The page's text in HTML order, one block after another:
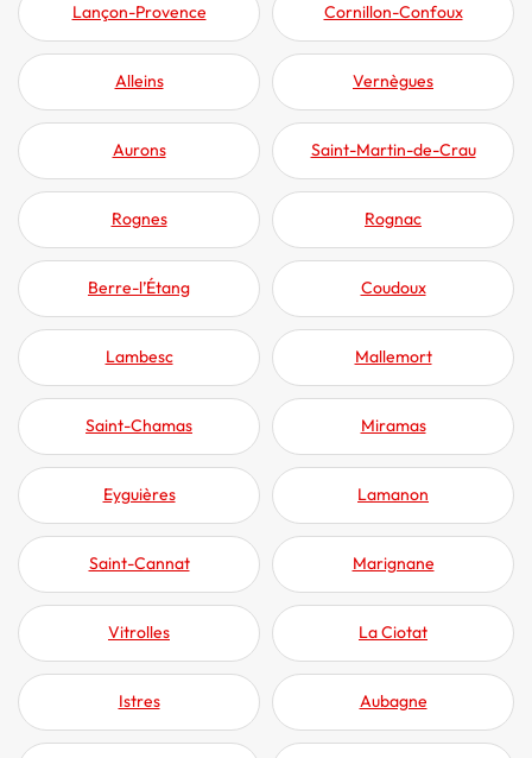
Lançon-Provence Cornillon-Confoux
Alleins Vernègues
Aurons Saint-Martin-de-Crau
Rognes Rognac
Berre-l’Étang Coudoux
Lambesc Mallemort
Saint-Chamas Miramas
Eyguières Lamanon
Saint-Cannat Marignane
Vitrolles La Ciotat
Istres Aubagne